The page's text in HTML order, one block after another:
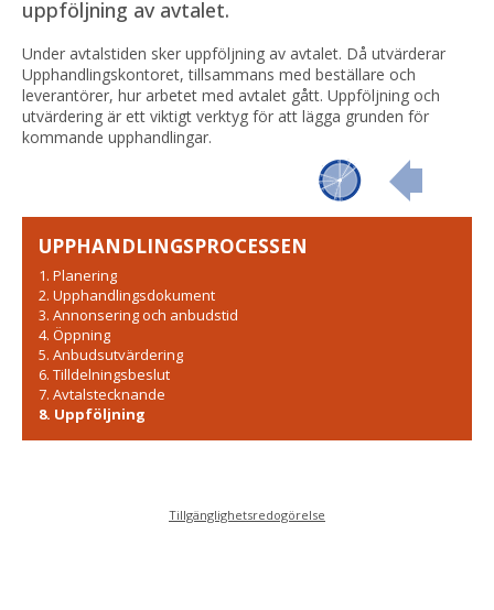
uppföljning av avtalet.
Under avtalstiden sker uppföljning av avtalet. Då utvärderar
Upphandlingskontoret, tillsammans med beställare och
leverantörer, hur arbetet med avtalet gått. Uppföljning och
utvärdering är ett viktigt verktyg för att lägga grunden för
kommande upphandlingar.
UPPHANDLINGSPROCESSEN
1. Planering
2. Upphandlingsdokument
3. Annonsering och anbudstid
4. Öppning
5. Anbudsutvärdering
6. Tilldelningsbeslut
7. Avtalstecknande
8. Uppföljning
Tillgänglighetsredogörelse